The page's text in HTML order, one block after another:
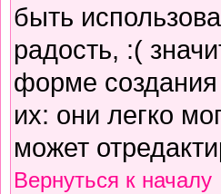
быть
радость, :(
форме создания
их: они легко
может
Вернуться к началу